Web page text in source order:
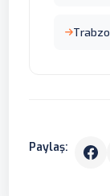
Paylaş: